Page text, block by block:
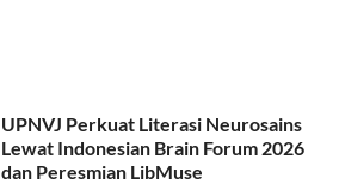
UPNVJ Perkuat Literasi Neurosains
Lewat Indonesian Brain Forum 2026
dan Peresmian LibMuse